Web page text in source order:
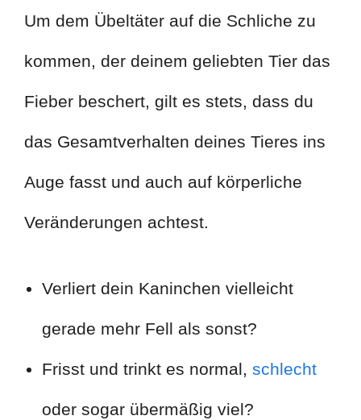
Um dem Übeltäter auf die Schliche zu
kommen, der deinem geliebten Tier das
Fieber beschert, gilt es stets, dass du
das Gesamtverhalten deines Tieres ins
Auge fasst und auch auf körperliche
Veränderungen achtest.
Verliert dein Kaninchen vielleicht
gerade mehr Fell als sonst?
Frisst und trinkt es normal, schlecht
oder sogar übermäßig viel?